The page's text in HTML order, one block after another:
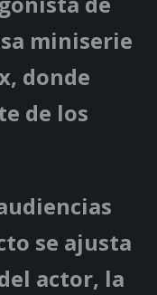
miniserie
donde
de los
se ajusta
actor, la